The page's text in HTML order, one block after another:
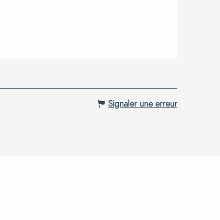
Signaler une erreur